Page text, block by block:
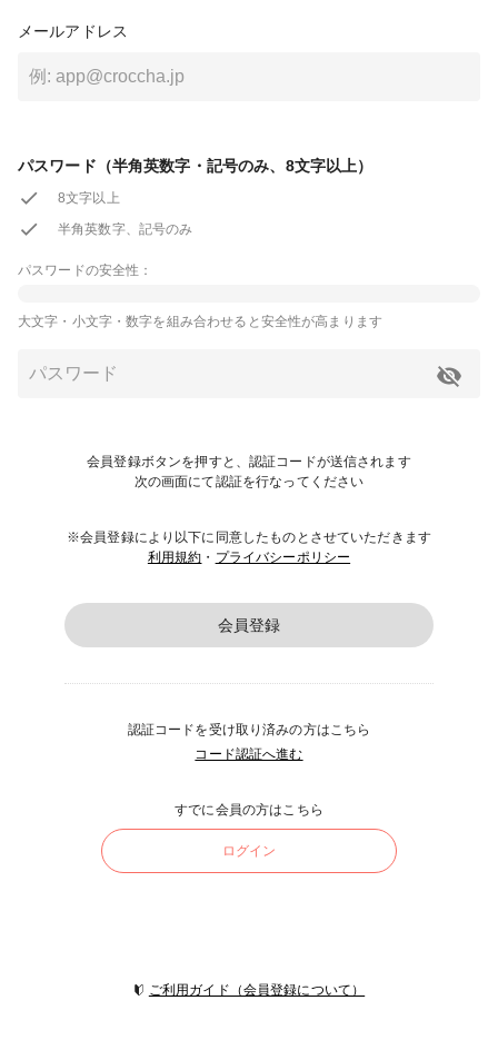
メールアドレス
パスワード（半角英数字・記号のみ、8文字以上）
8文字以上
半角英数字、記号のみ
パスワードの安全性：
大文字・小文字・数字を組み合わせると安全性が高まります
会員登録ボタンを押すと、認証コードが送信されます
次の画面にて認証を行なってください
※会員登録により以下に同意したものとさせていただきます
利用規約 ・ プライバシーポリシー
会員登録
認証コードを受け取り済みの方はこちら
コード認証へ進む
すでに会員の方はこちら
ログイン
ご利用ガイド（会員登録について）